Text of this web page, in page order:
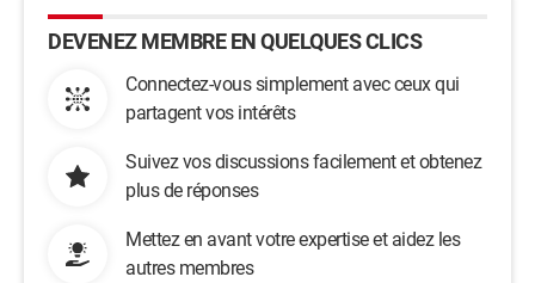
DEVENEZ MEMBRE EN QUELQUES CLICS
Connectez-vous simplement avec ceux qui
partagent vos intérêts
Suivez vos discussions facilement et obtenez
plus de réponses
Mettez en avant votre expertise et aidez les
autres membres